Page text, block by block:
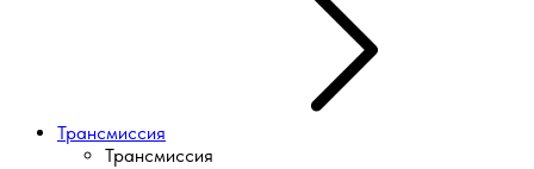
Трансмиссия
Трансмиссия